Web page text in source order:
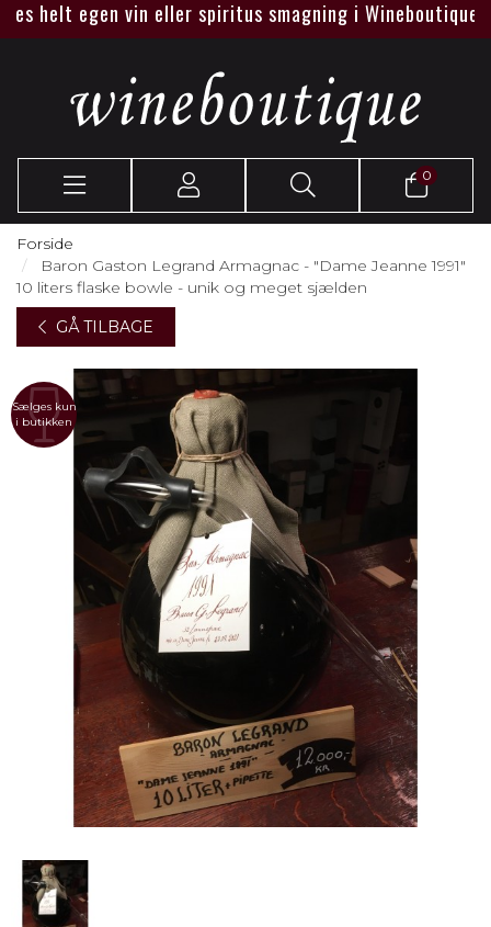
egen vin eller spiritus smagning i Wineboutique eller
0
Forside
Baron Gaston Legrand Armagnac - "Dame Jeanne 1991"
10 liters flaske bowle - unik og meget sjælden
GÅ TILBAGE
Sælges kun
i butikken